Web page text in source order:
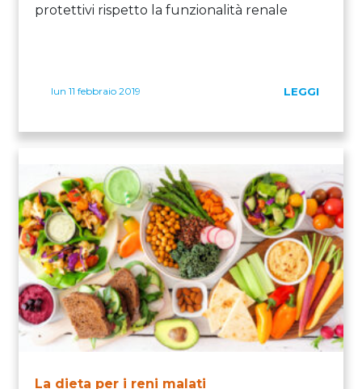
protettivi rispetto la funzionalità renale
lun 11 febbraio 2019 LEGGI
La dieta per i reni malati